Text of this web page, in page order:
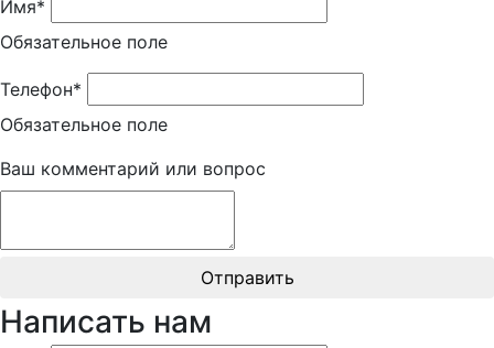
Имя*
Обязательное поле
Телефон*
Обязательное поле
Ваш комментарий или вопрос
Отправить
Написать нам